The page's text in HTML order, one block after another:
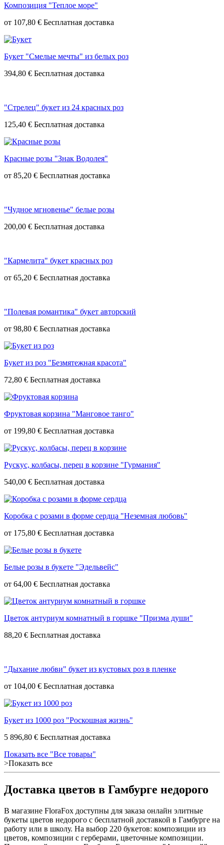
Композиция "Теплое море"
от 107,80 €
Букет "Смелые мечты" из белых роз
394,80 €
"Стрелец" букет из 24 красных роз
125,40 €
Красные розы "Знак Водолея"
от 85,20 €
"Чудное мгновенье" белые розы
200,00 €
"Кармелита" букет красных роз
от 65,20 €
"Полевая романтика" букет авторский
от 98,80 €
Букет из роз "Безмятежная красота"
72,80 €
Фруктовая корзина "Манговое танго"
от 199,80 €
Рускус, колбасы, перец в корзине "Гурмания"
540,00 €
Коробка с розами в форме сердца "Неземная любовь"
от 175,80 €
Белые розы в букете "Эдельвейс"
от 64,00 €
Цветок антуриум комнатный в горшке "Призма души"
88,20 €
"Дыхание любви" букет из кустовых роз в пленке
от 104,00 €
Букет из 1000 роз "Роскошная жизнь"
5 896,80 €
Показать все "Все товары"
>Показать все
Доставка цветов в Гамбурге недорого
В магазине FloraFox доступны для заказа онлайн элитные
букеты цветов недорого с бесплатной доставкой в Гамбурге на
работу или в школу. На выбор 220 букетов: композиции из
цветов, композиции с герберами, цветочные композиции.